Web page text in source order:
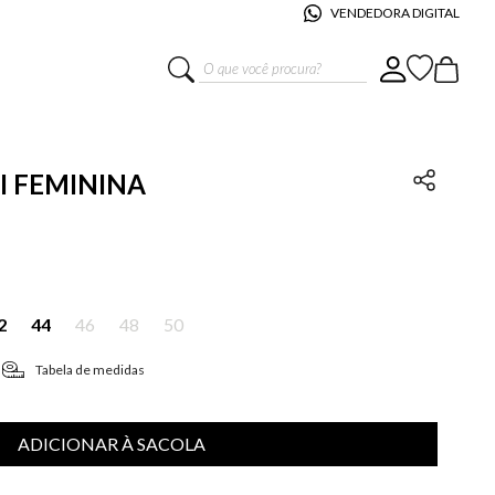
VENDEDORA DIGITAL
O que você procura?
FEMININA
44 46 48 50
Tabela de medidas
ADICIONAR À SACOLA